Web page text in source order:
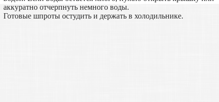
аккуратно отчерпнуть немного воды.
Готовые шпроты остудить и держать в холодильнике.